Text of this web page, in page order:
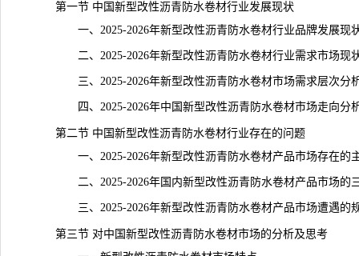
第一节 中国新型改性沥青防水卷材行业发展现状
一、2025-2026年新型改性沥青防水卷材行业品牌发展现
二、2025-2026年新型改性沥青防水卷材行业需求市场现
三、2025-2026年新型改性沥青防水卷材市场需求层次分
四、2025-2026年中国新型改性沥青防水卷材市场走向分
第二节 中国新型改性沥青防水卷材行业存在的问题
一、2025-2026年新型改性沥青防水卷材产品市场存在的
二、2025-2026年国内新型改性沥青防水卷材产品市场的
三、2025-2026年新型改性沥青防水卷材产品市场遭遇的
第三节 对中国新型改性沥青防水卷材市场的分析及思考